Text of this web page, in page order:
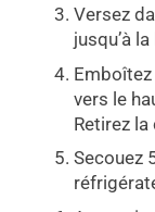
Versez
jusqu’à
vers le
Retirez
Secouez